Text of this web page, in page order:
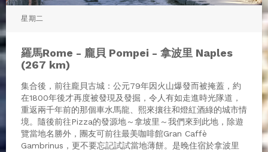
星期二
羅馬Rome - 龐貝 Pompei - 拿波里 Naples
(267 km)
集合後，前往龐貝古城：公元79年因火山爆發而被掩蓋，約
在1800年後才再度被發現及發掘，令人有如走進時光隊道，
重返兩千年前的那個車水馬龍、熙來攘往和燈紅酒綠的城市情
境。隨後前往Pizza的發源地～拿坡里～我們來到此地，除遊
覽當地名勝外，團友可前往最美咖啡館Gran Caffè
Gambrinus，更不要忘記試試當地薄餅。是晚住宿於拿波里